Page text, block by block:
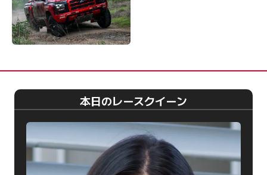
本日のレースクイーン